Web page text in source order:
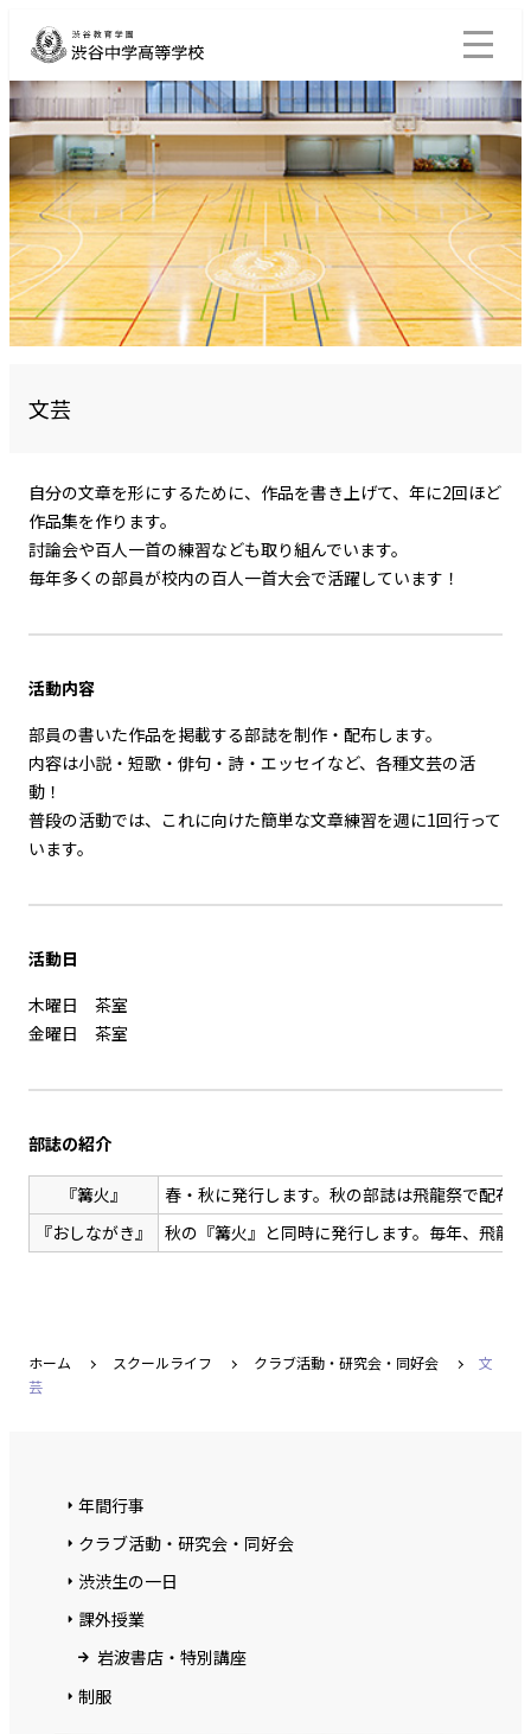
文芸
自分の文章を形にするために、作品を書き上げて、年に2回ほど
作品集を作ります。
討論会や百人一首の練習なども取り組んでいます。
毎年多くの部員が校内の百人一首大会で活躍しています！
活動内容
部員の書いた作品を掲載する部誌を制作・配布します。
内容は小説・短歌・俳句・詩・エッセイなど、各種文芸の活
動！
普段の活動では、これに向けた簡単な文章練習を週に1回行って
います。
活動日
木曜日 茶室
金曜日 茶室
部誌の紹介
『篝火』
春・秋に発行します。秋の部誌は飛龍祭で配布
『おしながき』
秋の『篝火』と同時に発行します。毎年、飛龍
ホーム スクールライフ クラブ活動・研究会・同好会
文
芸
年間行事
クラブ活動・研究会・同好会
渋渋生の一日
課外授業
岩波書店・特別講座
制服